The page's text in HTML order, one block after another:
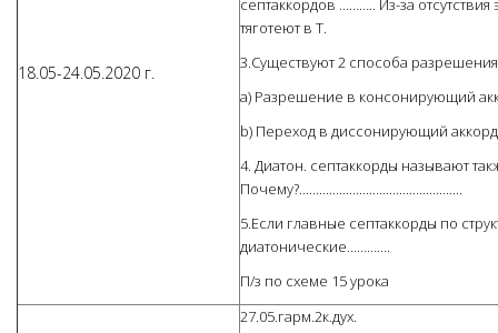
18.05-24.05.2020 г.
септаккордов ……….. Из-за
тяготеют в Т.
3.Существуют 2 способа
a) Разрешение в консонирующий
b) Переход в диссонирующий
4. Диатон. септаккорды называют
Почему?.................................................
5.Если главные септаккорды по
диатонические………….
П/з по схеме 15 урока
27.05.гарм.2к.дух.